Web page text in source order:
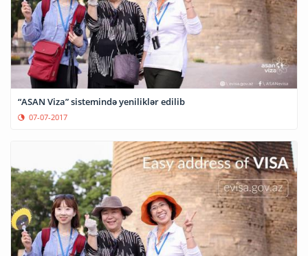
“ASAN Viza” sistemində yeniliklər edilib
07-07-2017